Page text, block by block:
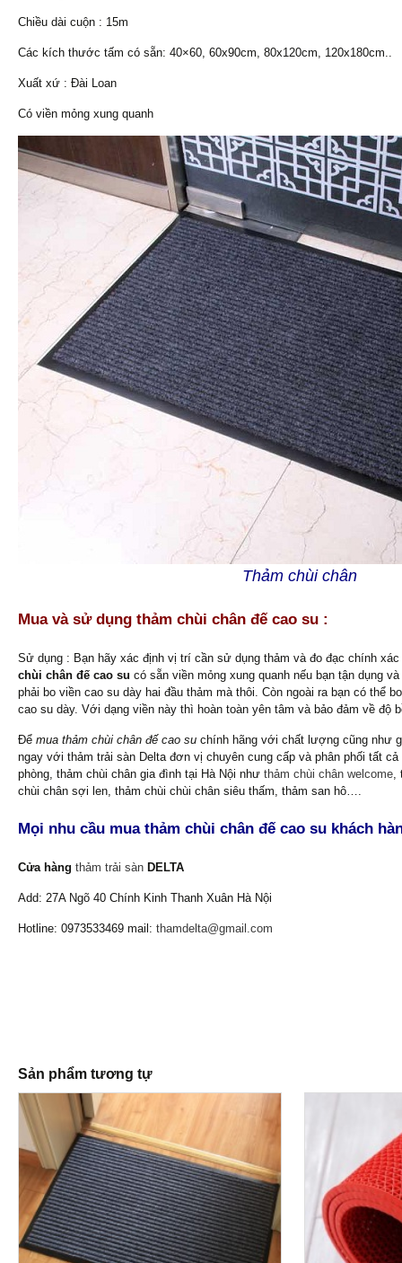
Chiều dài cuộn : 15m
Các kích thước tấm có sẵn: 40×60, 60x90cm, 80x120cm, 120x180cm..
Xuất xứ : Đài Loan
Có viền mỏng xung quanh
Thảm chùi chân
Mua và sử dụng thảm chùi chân đế cao su :
Sử dụng : Bạn hãy xác định vị trí cần sử dụng thảm và đo đạc chính
chùi chân đế cao su có sẵn viền mỏng xung quanh nếu bạn tận dụng
phải bo viền cao su dày hai đầu thảm mà thôi. Còn ngoài ra bạn có thể
cao su dày. Với dạng viền này thì hoàn toàn yên tâm và bảo đảm về độ
Để mua thảm chùi chân đế cao su chính hãng với chất lượng cũng như
ngay với thảm trải sàn Delta đơn vị chuyên cung cấp và phân phối tất
phòng, thảm chùi chân gia đình tại Hà Nội như thảm chùi chân welcome,
chùi chân sợi len, thảm chùi chùi chân siêu thấm, thảm san hô….
Mọi nhu cầu mua thảm chùi chân đế cao su khách
Cửa hàng thảm trải sàn DELTA
Add: 27A Ngõ 40 Chính Kinh Thanh Xuân Hà Nội
Hotline: 0973533469 mail: thamdelta@gmail.com
Sản phẩm tương tự